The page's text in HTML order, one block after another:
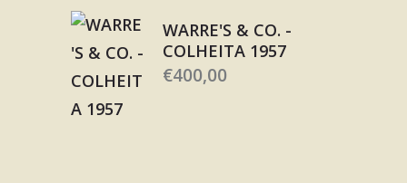
WARRE'S & CO. -
COLHEITA 1957
€400,00